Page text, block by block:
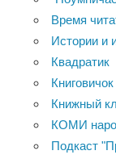
Время
Истории и
Квадратик
Книговичок
Книжный
КОМИ
Подкаст